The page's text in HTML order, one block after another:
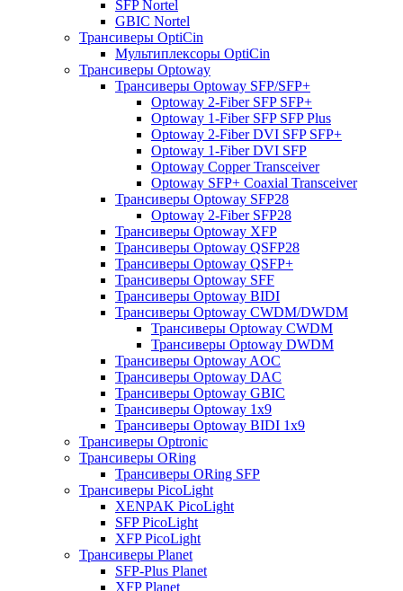
SFP Nortel
GBIC Nortel
Трансиверы OptiCin
Мультиплексоры OptiCin
Трансиверы Optoway
Трансиверы Optoway SFP/SFP+
Optoway 2-Fiber SFP SFP+
Optoway 1-Fiber SFP SFP Plus
Optoway 2-Fiber DVI SFP SFP+
Optoway 1-Fiber DVI SFP
Optoway Copper Transceiver
Optoway SFP+ Coaxial Transceiver
Трансиверы Optoway SFP28
Optoway 2-Fiber SFP28
Трансиверы Optoway XFP
Трансиверы Optoway QSFP28
Трансиверы Optoway QSFP+
Трансиверы Optoway SFF
Трансиверы Optoway BIDI
Трансиверы Optoway CWDM/DWDM
Трансиверы Optoway CWDM
Трансиверы Optoway DWDM
Трансиверы Optoway AOC
Трансиверы Optoway DAC
Трансиверы Optoway GBIC
Трансиверы Optoway 1х9
Трансиверы Optoway BIDI 1x9
Трансиверы Optronic
Трансиверы ORing
Трансиверы ORing SFP
Трансиверы PicoLight
XENPAK PicoLight
SFP PicoLight
XFP PicoLight
Трансиверы Planet
SFP-Plus Planet
XFP Planet